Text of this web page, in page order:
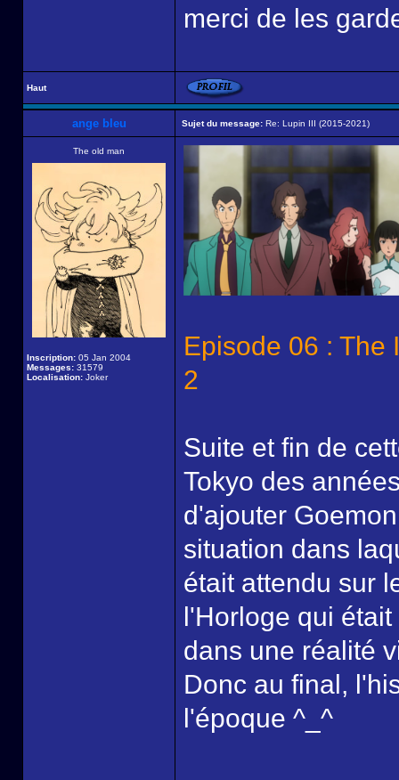
merci de les
Haut
ange bleu Sujet du message: Re: Lupin III (2015-2021)
The old man
Inscription: 05 Jan 2004
Messages: 31579
Localisation: Joker
Episode 06 : The
2
Suite et fin de
Tokyo des
d'ajouter
situation dans
était attendu sur
l'Horloge qui
dans une réalité
Donc au final,
l'époque ^_^